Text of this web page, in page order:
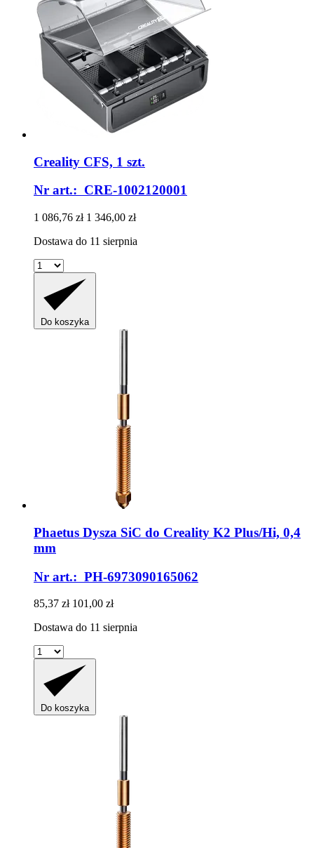
Creality CFS, 1 szt.
Nr art.: CRE-1002120001
1 086,76 zł 1 346,00 zł
Dostawa do 11 sierpnia
Do koszyka
Phaetus Dysza SiC do Creality K2 Plus/Hi, 0,4
mm
Nr art.: PH-6973090165062
85,37 zł 101,00 zł
Dostawa do 11 sierpnia
Do koszyka